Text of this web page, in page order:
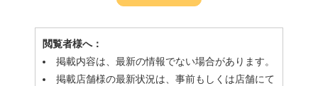
閲覧者様へ：
掲載内容は、最新の情報でない場合があります。
掲載店舗様の最新状況は、事前もしくは店舗にて